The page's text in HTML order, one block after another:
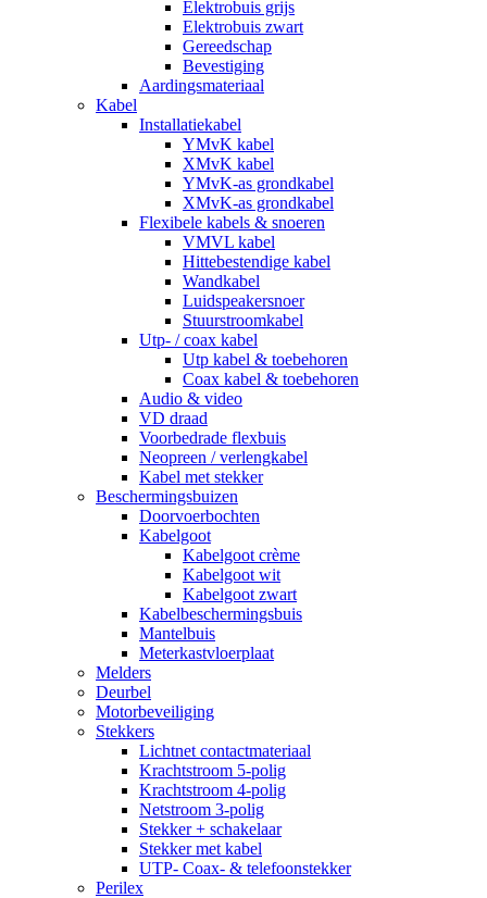
Elektrobuis grijs
Elektrobuis zwart
Gereedschap
Bevestiging
Aardingsmateriaal
Kabel
Installatiekabel
YMvK kabel
XMvK kabel
YMvK-as grondkabel
XMvK-as grondkabel
Flexibele kabels & snoeren
VMVL kabel
Hittebestendige kabel
Wandkabel
Luidspeakersnoer
Stuurstroomkabel
Utp- / coax kabel
Utp kabel & toebehoren
Coax kabel & toebehoren
Audio & video
VD draad
Voorbedrade flexbuis
Neopreen / verlengkabel
Kabel met stekker
Beschermingsbuizen
Doorvoerbochten
Kabelgoot
Kabelgoot crème
Kabelgoot wit
Kabelgoot zwart
Kabelbeschermingsbuis
Mantelbuis
Meterkastvloerplaat
Melders
Deurbel
Motorbeveiliging
Stekkers
Lichtnet contactmateriaal
Krachtstroom 5-polig
Krachtstroom 4-polig
Netstroom 3-polig
Stekker + schakelaar
Stekker met kabel
UTP- Coax- & telefoonstekker
Perilex